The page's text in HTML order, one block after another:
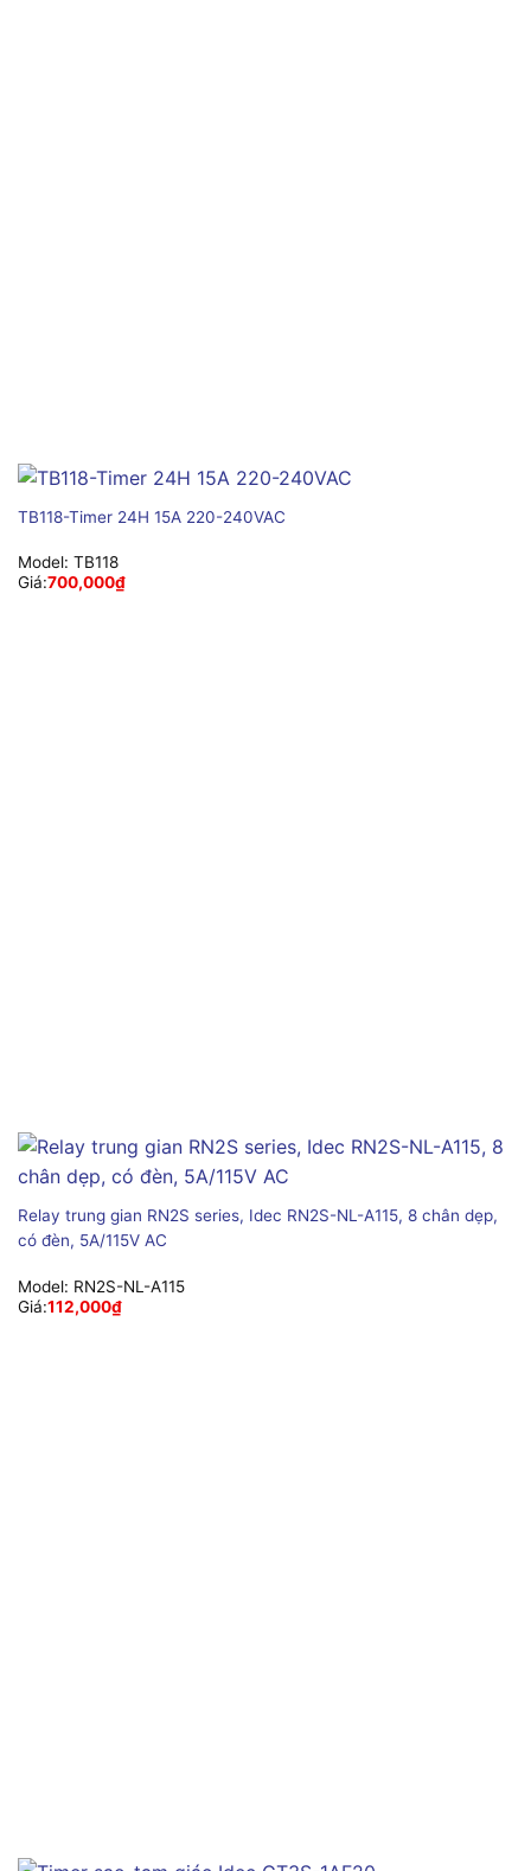
TB118-Timer 24H 15A 220-240VAC
Model: TB118
Giá:700,000₫
Relay trung gian RN2S series, Idec RN2S-NL-A115, 8 chân dẹp,
có đèn, 5A/115V AC
Model: RN2S-NL-A115
Giá:112,000₫